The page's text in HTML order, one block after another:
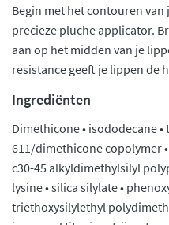
Begin met het contouren
precieze pluche applicator.
aan op het midden van je
resistance geeft je lippen de
Ingrediënten
Dimethicone • isododecane
611/dimethicone copolymer
c30-45 alkyldimethylsilyl
lysine • silica silylate •
triethoxysilylethyl